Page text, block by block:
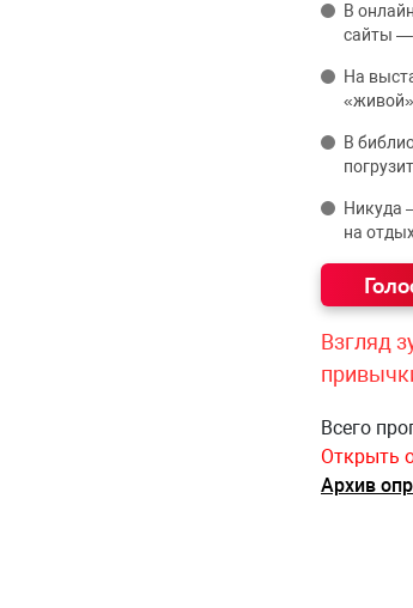
В
сайты
На
В
Никуда
на
Взгляд
Всего
Открыть
Архив